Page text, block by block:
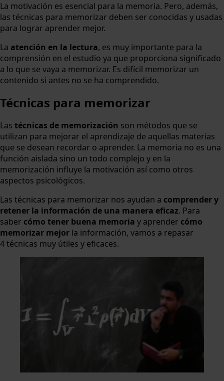
La motivación es esencial para la memoria. Pero, además,
las técnicas para memorizar deben ser conocidas y usadas
para lograr aprender mejor.
La atención en la lectura, es muy importante para la
comprensión en el estudio ya que proporciona significado
a lo que se vaya a memorizar. Es difícil memorizar un
contenido si antes no se ha comprendido.
Técnicas para memorizar
Las técnicas de memorización son métodos que se
utilizan para mejorar el aprendizaje de aquellas materias
que se desean recordar o aprender. La memoria no es una
función aislada sino un todo complejo y en la
memorización influye la motivación así como otros
aspectos psicológicos.
Las técnicas para memorizar nos ayudan a comprender y
retener la información de una manera eficaz. Para
saber cómo tener buena memoria y aprender cómo
memorizar mejor la información, vamos a repasar
4 técnicas muy útiles y eficaces.